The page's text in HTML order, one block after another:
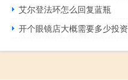
艾尔登法环怎么回复蓝瓶
开个眼镜店大概需要多少投资